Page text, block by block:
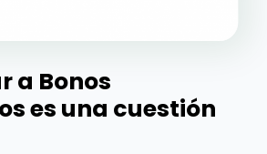
a Bonos
es una cuestión